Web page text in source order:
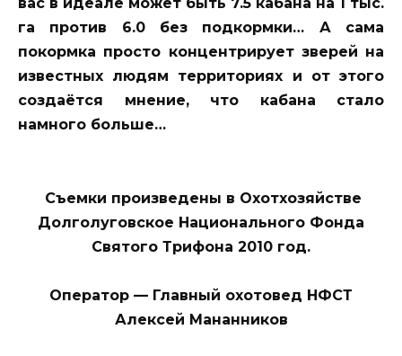
вас в идеале может быть 7.5 кабана на 1 тыс.
га против 6.0 без подкормки… А сама
покормка просто концентрирует зверей на
известных людям территориях и от этого
создаётся мнение, что кабана стало
намного больше…
Съемки произведены в Охотхозяйстве
Долголуговское Национального Фонда
Святого Трифона 2010 год.
Оператор — Главный охотовед НФСТ
Алексей Мананников